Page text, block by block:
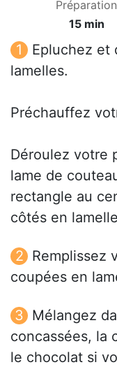
Préparation
15 min
Epluchez et
lamelles.
Préchauffez
Déroulez votre
lame de
rectangle au
côtés en
Remplissez
coupées en
Mélangez
concassées, la
le chocolat si